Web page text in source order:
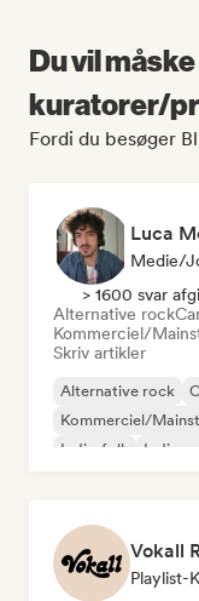
Du vil
kuratorer/
Fordi du besøger
Luca
Medie/
> 1600 svar
Alternative rock
Kommerciel/
Skriv artikler
Alternative rock
Kommerciel/
Indie-folk
Indie-
Vokall
Playlist-